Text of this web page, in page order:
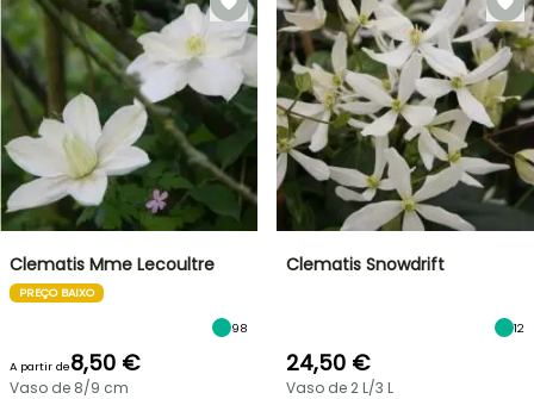
Clematis Mme Lecoultre
PREÇO BAIXO
98
A partir de8,50 €
Vaso de 8/9 cm
Clematis Snowdrift
12
24,50 €
Vaso de 2 L/3 L